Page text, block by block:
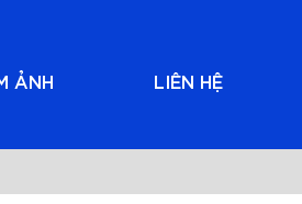
ẢNH LIÊN HỆ